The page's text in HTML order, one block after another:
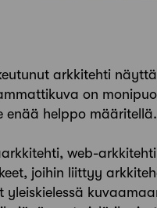
arkkitehti
on
enää helppo
web-
joihin liittyy